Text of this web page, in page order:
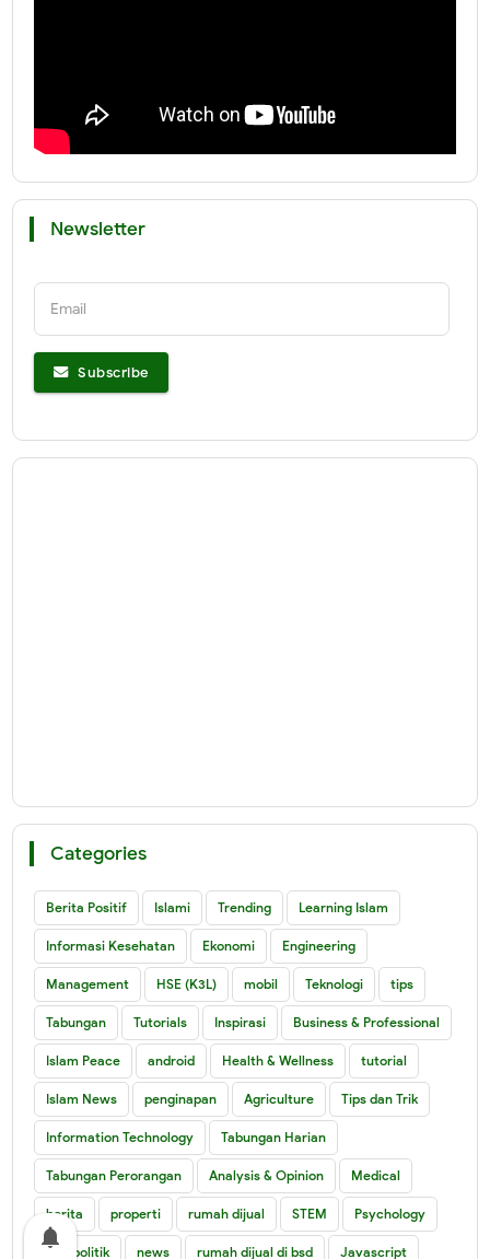
Newsletter
Email
Subscribe
Categories
Berita Positif Islami Trending Learning Islam
Informasi Kesehatan Ekonomi Engineering
Management HSE (K3L) mobil Teknologi tips
Tabungan Tutorials Inspirasi Business & Professional
Islam Peace android Health & Wellness tutorial
Islam News penginapan Agriculture Tips dan Trik
Information Technology Tabungan Harian
Tabungan Perorangan Analysis & Opinion Medical
berita properti rumah dijual STEM Psychology
Geopolitik news rumah dijual di bsd Javascript
notifications